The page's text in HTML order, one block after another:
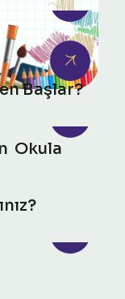
Okula
Başlar?